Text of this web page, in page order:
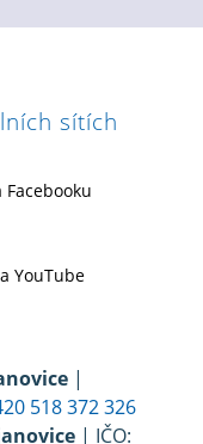
sítích
YouTube
|
518 372 326
| IČO: